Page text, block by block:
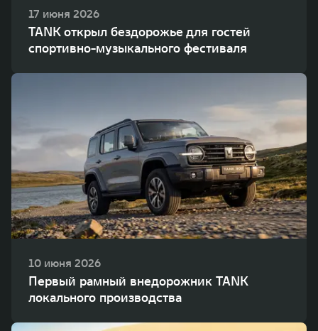
17 июня 2026
TANK открыл бездорожье для гостей
спортивно-музыкального фестиваля
10 июня 2026
Первый рамный внедорожник TANK
локального производства